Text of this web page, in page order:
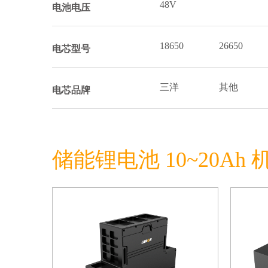
电池电压 48V
电芯型号 18650 26650
电芯品牌 三洋 其他
储能锂电池 10~20Ah